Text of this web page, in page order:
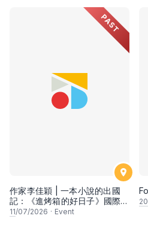
PAST
作家李佳穎 | 一本小說的出國
記：《進烤箱的好日子》國際出
版經驗與觀察
11/07/2026 · Event
20